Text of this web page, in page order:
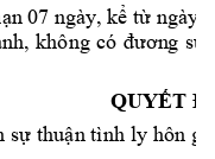
ạn 07 ngày, kể từ ngày l
không có đương sự
QUYẾT
sự thuận tình ly hôn gi